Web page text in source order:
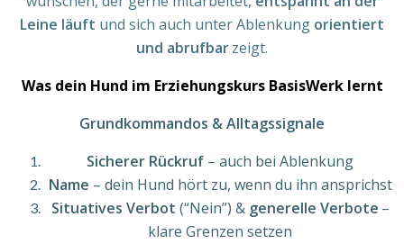
Leine läuft und sich auch unter Ablenkung orientiert
und abrufbarzeigt.
Was dein Hund im Erziehungskurs BasisWerk lernt
Grundkommandos & Alltagssignale
Sicherer Rückruf – auch bei Ablenkung
Name – dein Hund hört zu, wenn du ihn ansprichst
Situatives Verbot (“Nein”) & generelle Verbote –
klare Grenzen setzen